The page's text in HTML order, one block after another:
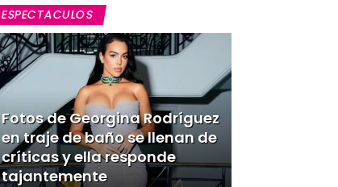
ESPECTACULOS
Fotos de Georgina Rodríguez
en traje de baño se llenan de
críticas y ella responde
tajantemente